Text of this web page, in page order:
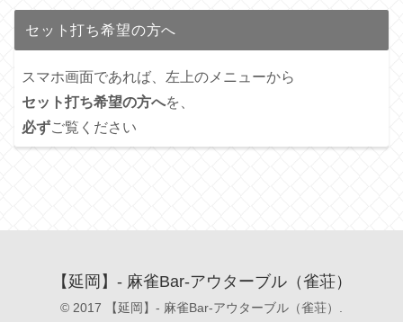
セット打ち希望の方へ
スマホ画面であれば、左上のメニューから
セット打ち希望の方へを、
必ずご覧ください
【延岡】- 麻雀Bar-アウターブル（雀荘）
© 2017 【延岡】- 麻雀Bar-アウターブル（雀荘）.